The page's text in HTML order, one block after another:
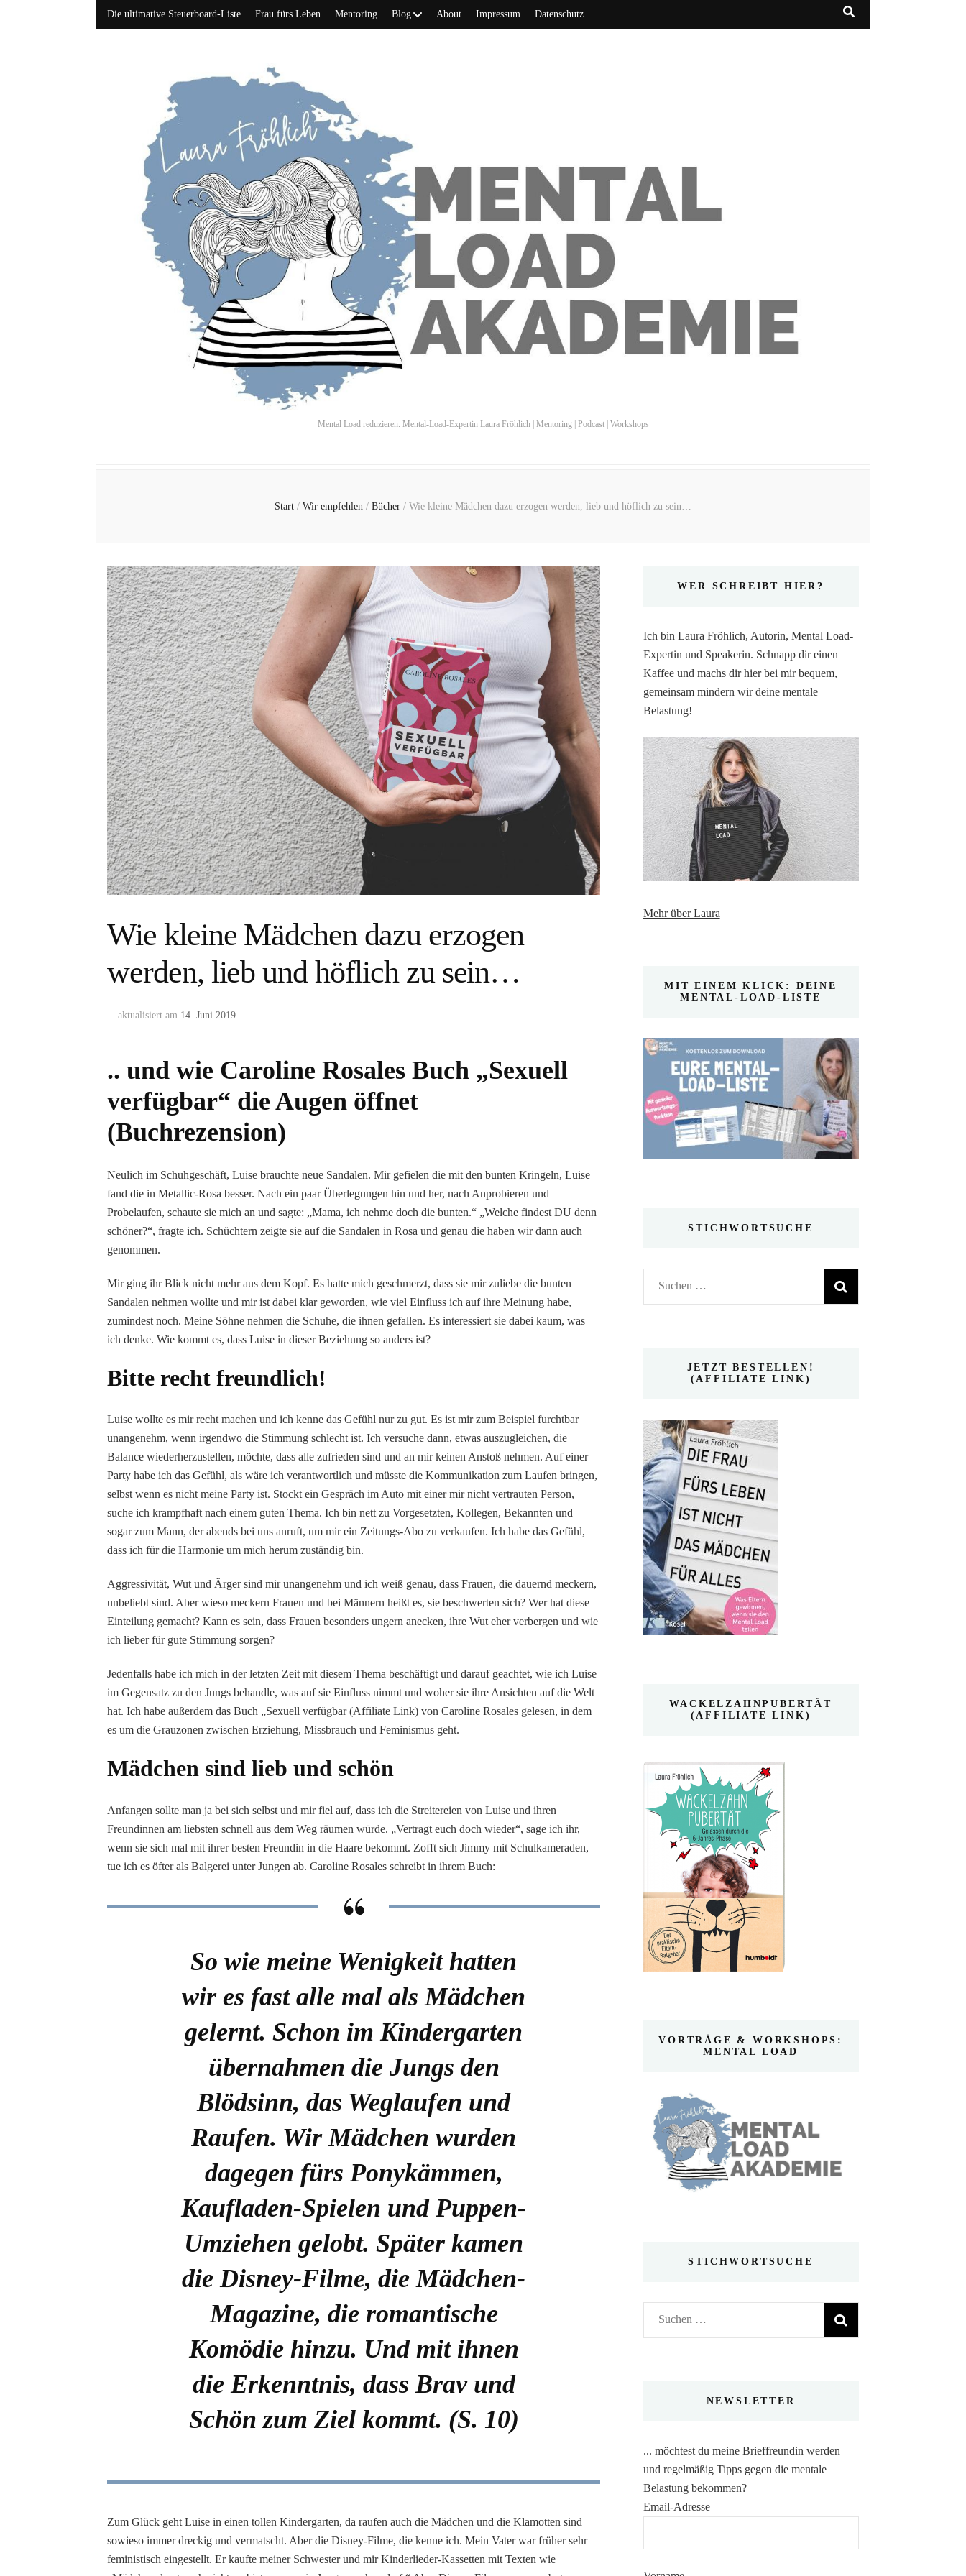
Die ultimative Steuerboard-Liste Frau fürs Leben Mentoring Blog About Impressum Datenschutz
Mental Load reduzieren. Mental-Load-Expertin Laura Fröhlich | Mentoring | Podcast | Workshops
Start / Wir empfehlen / Bücher / Wie kleine Mädchen dazu erzogen werden, lieb und höflich zu sein…
Wie kleine Mädchen dazu erzogen
werden, lieb und höflich zu sein…
aktualisiert am 14. Juni 2019
.. und wie Caroline Rosales Buch „Sexuell
verfügbar“ die Augen öffnet
(Buchrezension)
Neulich im Schuhgeschäft, Luise brauchte neue Sandalen. Mir gefielen die mit den bunten Kringeln, Luise
fand die in Metallic-Rosa besser. Nach ein paar Überlegungen hin und her, nach Anprobieren und
Probelaufen, schaute sie mich an und sagte: „Mama, ich nehme doch die bunten.“ „Welche findest DU denn
schöner?“, fragte ich. Schüchtern zeigte sie auf die Sandalen in Rosa und genau die haben wir dann auch
genommen.
Mir ging ihr Blick nicht mehr aus dem Kopf. Es hatte mich geschmerzt, dass sie mir zuliebe die bunten
Sandalen nehmen wollte und mir ist dabei klar geworden, wie viel Einfluss ich auf ihre Meinung habe,
zumindest noch. Meine Söhne nehmen die Schuhe, die ihnen gefallen. Es interessiert sie dabei kaum, was
ich denke. Wie kommt es, dass Luise in dieser Beziehung so anders ist?
Bitte recht freundlich!
Luise wollte es mir recht machen und ich kenne das Gefühl nur zu gut. Es ist mir zum Beispiel furchtbar
unangenehm, wenn irgendwo die Stimmung schlecht ist. Ich versuche dann, etwas auszugleichen, die
Balance wiederherzustellen, möchte, dass alle zufrieden sind und an mir keinen Anstoß nehmen. Auf einer
Party habe ich das Gefühl, als wäre ich verantwortlich und müsste die Kommunikation zum Laufen bringen,
selbst wenn es nicht meine Party ist. Stockt ein Gespräch im Auto mit einer mir nicht vertrauten Person,
suche ich krampfhaft nach einem guten Thema. Ich bin nett zu Vorgesetzten, Kollegen, Bekannten und
sogar zum Mann, der abends bei uns anruft, um mir ein Zeitungs-Abo zu verkaufen. Ich habe das Gefühl,
dass ich für die Harmonie um mich herum zuständig bin.
Aggressivität, Wut und Ärger sind mir unangenehm und ich weiß genau, dass Frauen, die dauernd meckern,
unbeliebt sind. Aber wieso meckern Frauen und bei Männern heißt es, sie beschwerten sich? Wer hat diese
Einteilung gemacht? Kann es sein, dass Frauen besonders ungern anecken, ihre Wut eher verbergen und wie
ich lieber für gute Stimmung sorgen?
Jedenfalls habe ich mich in der letzten Zeit mit diesem Thema beschäftigt und darauf geachtet, wie ich Luise
im Gegensatz zu den Jungs behandle, was auf sie Einfluss nimmt und woher sie ihre Ansichten auf die Welt
hat. Ich habe außerdem das Buch „Sexuell verfügbar(Affiliate Link) von Caroline Rosales gelesen, in dem
es um die Grauzonen zwischen Erziehung, Missbrauch und Feminismus geht.
Mädchen sind lieb und schön
Anfangen sollte man ja bei sich selbst und mir fiel auf, dass ich die Streitereien von Luise und ihren
Freundinnen am liebsten schnell aus dem Weg räumen würde. „Vertragt euch doch wieder“, sage ich ihr,
wenn sie sich mal mit ihrer besten Freundin in die Haare bekommt. Zofft sich Jimmy mit Schulkameraden,
tue ich es öfter als Balgerei unter Jungen ab. Caroline Rosales schreibt in ihrem Buch:
So wie meine Wenigkeit hatten
wir es fast alle mal als Mädchen
gelernt. Schon im Kindergarten
übernahmen die Jungs den
Blödsinn, das Weglaufen und
Raufen. Wir Mädchen wurden
dagegen fürs Ponykämmen,
Kaufladen-Spielen und Puppen-
Umziehen gelobt. Später kamen
die Disney-Filme, die Mädchen-
Magazine, die romantische
Komödie hinzu. Und mit ihnen
die Erkenntnis, dass Brav und
Schön zum Ziel kommt. (S. 10)
Zum Glück geht Luise in einen tollen Kindergarten, da raufen auch die Mädchen und die Klamotten sind
sowieso immer dreckig und vermatscht. Aber die Disney-Filme, die kenne ich. Mein Vater war früher sehr
feministisch eingestellt. Er kaufte meiner Schwester und mir Kinderlieder-Kassetten mit Texten wie
WER SCHREIBT HIER?
Ich bin Laura Fröhlich, Autorin, Mental Load-
Expertin und Speakerin. Schnapp dir einen
Kaffee und machs dir hier bei mir bequem,
gemeinsam mindern wir deine mentale
Belastung!
Mehr über Laura
MIT EINEM KLICK: DEINE
MENTAL-LOAD-LISTE
STICHWORTSUCHE
Suchen
nach:
JETZT BESTELLEN!
(AFFILIATE LINK)
WACKELZAHNPUBERTÄT
(AFFILIATE LINK)
VORTRÄGE & WORKSHOPS:
MENTAL LOAD
STICHWORTSUCHE
Suchen
nach:
NEWSLETTER
... möchtest du meine Brieffreundin werden
und regelmäßig Tipps gegen die mentale
Belastung bekommen?
Email-Adresse